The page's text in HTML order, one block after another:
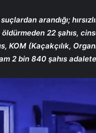
arandığı;
22 şahıs,
KOM (Kaçakçılık,
2 bin 840 şahıs